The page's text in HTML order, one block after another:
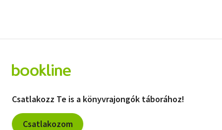
Csatlakozz Te is a könyvrajongók táborához!
Csatlakozom